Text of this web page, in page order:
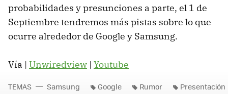
probabilidades y presunciones a parte, el 1 de
Septiembre tendremos más pistas sobre lo que
ocurre alrededor de Google y Samsung.
Vía | Unwiredview | Youtube
TEMAS Samsung Google Rumor Presentación